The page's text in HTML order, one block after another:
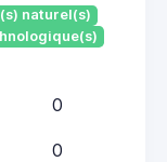
naturel(s)
0
0